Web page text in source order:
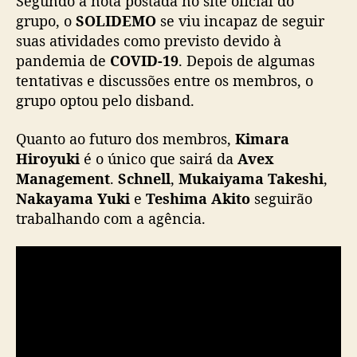
i
a
f
i
m
s
t
i
v
grupo, o SOLIDEMO se viu incapaz de seguir
suas atividades como previsto devido à
pandemia de COVID-19. Depois de algumas
tentativas e discussões entre os membros, o
grupo optou pelo disband.
Quanto ao futuro dos membros, Kimara
Hiroyuki é o único que sairá da Avex
Management. Schnell, Mukaiyama Takeshi,
Nakayama Yuki e Teshima Akito seguirão
trabalhando com a agência.